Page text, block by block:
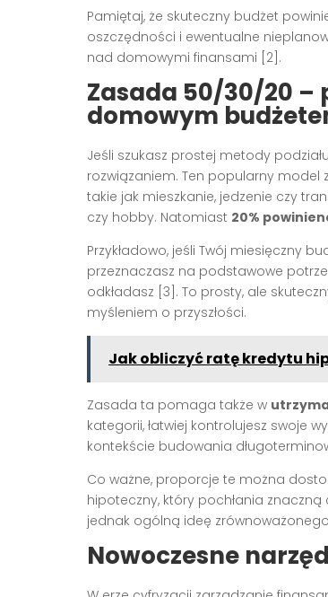
Pamiętaj, że skuteczny budżet
oszczędności i ewentualne
nad domowymi finansami [2].
Zasada 50/30/20 –
domowym
Jeśli szukasz prostej metody
rozwiązaniem. Ten popularny model
takie jak mieszkanie, jedzenie czy
czy hobby. Natomiast 20%
Przykładowo, jeśli Twój miesięczny
przeznaczasz na podstawowe
odkładasz [3]. To prosty, ale
myśleniem o przyszłości.
Jak obliczyć ratę kredytu
Zasada ta pomaga także w
kategorii, łatwiej kontrolujesz swoje
kontekście budowania
Co ważne, proporcje te można
hipoteczny, który pochłania
jednak ogólną ideę
Nowoczesne